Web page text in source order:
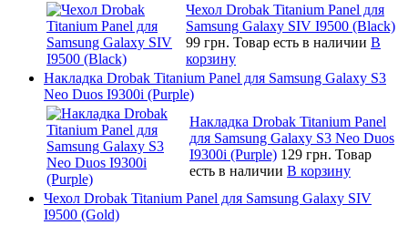
Чехол Drobak Titanium Panel для
Samsung Galaxy SIV I9500 (Black)
99 грн. Товар есть в наличии В
корзину
Накладка Drobak Titanium Panel для Samsung Galaxy S3
Neo Duos I9300i (Purple)
Накладка Drobak Titanium Panel
для Samsung Galaxy S3 Neo Duos
I9300i (Purple) 129 грн. Товар
есть в наличии В корзину
Чехол Drobak Titanium Panel для Samsung Galaxy SIV
I9500 (Gold)